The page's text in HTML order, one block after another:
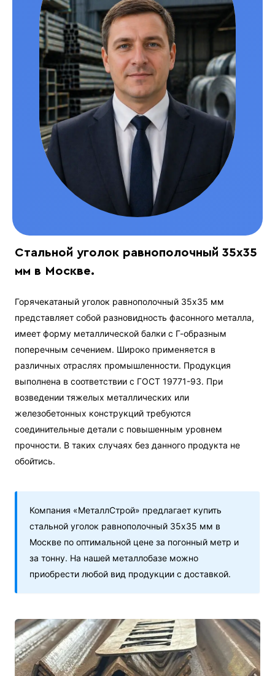
Стальной уголок равнополочный 35х35
мм в Москве.
Горячекатаный уголок равнополочный 35х35 мм
представляет собой разновидность фасонного металла,
имеет форму металлической балки с Г-образным
поперечным сечением. Широко применяется в
различных отраслях промышленности. Продукция
выполнена в соответствии с ГОСТ 19771-93. При
возведении тяжелых металлических или
железобетонных конструкций требуются
соединительные детали с повышенным уровнем
прочности. В таких случаях без данного продукта не
обойтись.
Компания «МеталлСтрой» предлагает купить
стальной уголок равнополочный 35х35 мм в
Москве по оптимальной цене за погонный метр и
за тонну. На нашей металлобазе можно
приобрести любой вид продукции с доставкой.